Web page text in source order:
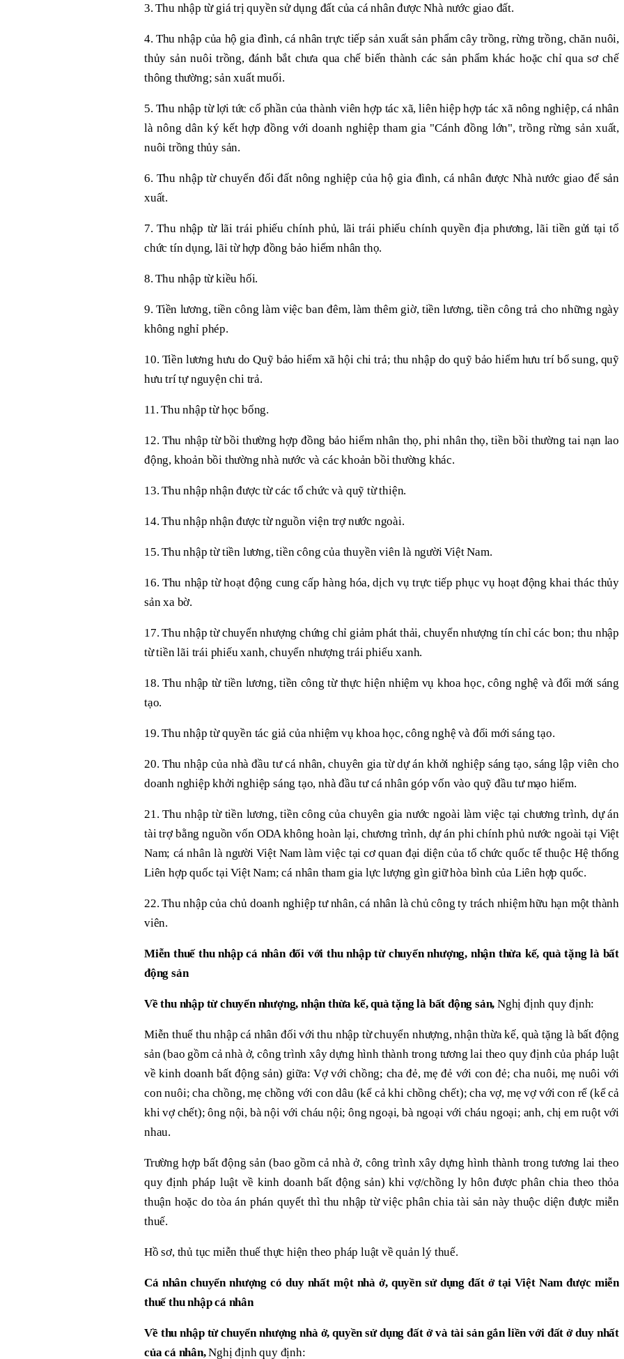
3. Thu nhập từ giá trị quyền sử dụng đất của cá nhân được Nhà nước giao đất.
4. Thu nhập của hộ gia đình, cá nhân trực tiếp sản xuất sản phẩm cây trồng, rừng trồng, chăn nuôi,
thủy sản nuôi trồng, đánh bắt chưa qua chế biến thành các sản phẩm khác hoặc chỉ qua sơ chế
thông thường; sản xuất muối.
5. Thu nhập từ lợi tức cổ phần của thành viên hợp tác xã, liên hiệp hợp tác xã nông nghiệp, cá nhân
là nông dân ký kết hợp đồng với doanh nghiệp tham gia "Cánh đồng lớn", trồng rừng sản xuất,
nuôi trồng thủy sản.
6. Thu nhập từ chuyển đổi đất nông nghiệp của hộ gia đình, cá nhân được Nhà nước giao để sản
xuất.
7. Thu nhập từ lãi trái phiếu chính phủ, lãi trái phiếu chính quyền địa phương, lãi tiền gửi tại tổ
chức tín dụng, lãi từ hợp đồng bảo hiểm nhân thọ.
8. Thu nhập từ kiều hối.
9. Tiền lương, tiền công làm việc ban đêm, làm thêm giờ, tiền lương, tiền công trả cho những ngày
không nghỉ phép.
10. Tiền lương hưu do Quỹ bảo hiểm xã hội chi trả; thu nhập do quỹ bảo hiểm hưu trí bổ sung, quỹ
hưu trí tự nguyện chi trả.
11. Thu nhập từ học bổng.
12. Thu nhập từ bồi thường hợp đồng bảo hiểm nhân thọ, phi nhân thọ, tiền bồi thường tai nạn lao
động, khoản bồi thường nhà nước và các khoản bồi thường khác.
13. Thu nhập nhận được từ các tổ chức và quỹ từ thiện.
14. Thu nhập nhận được từ nguồn viện trợ nước ngoài.
15. Thu nhập từ tiền lương, tiền công của thuyền viên là người Việt Nam.
16. Thu nhập từ hoạt động cung cấp hàng hóa, dịch vụ trực tiếp phục vụ hoạt động khai thác thủy
sản xa bờ.
17. Thu nhập từ chuyển nhượng chứng chỉ giảm phát thải, chuyển nhượng tín chỉ các bon; thu nhập
từ tiền lãi trái phiếu xanh, chuyển nhượng trái phiếu xanh.
18. Thu nhập từ tiền lương, tiền công từ thực hiện nhiệm vụ khoa học, công nghệ và đổi mới sáng
tạo.
19. Thu nhập từ quyền tác giả của nhiệm vụ khoa học, công nghệ và đổi mới sáng tạo.
20. Thu nhập của nhà đầu tư cá nhân, chuyên gia từ dự án khởi nghiệp sáng tạo, sáng lập viên cho
doanh nghiệp khởi nghiệp sáng tạo, nhà đầu tư cá nhân góp vốn vào quỹ đầu tư mạo hiểm.
21. Thu nhập từ tiền lương, tiền công của chuyên gia nước ngoài làm việc tại chương trình, dự án
tài trợ bằng nguồn vốn ODA không hoàn lại, chương trình, dự án phi chính phủ nước ngoài tại Việt
Nam; cá nhân là người Việt Nam làm việc tại cơ quan đại diện của tổ chức quốc tế thuộc Hệ thống
Liên hợp quốc tại Việt Nam; cá nhân tham gia lực lượng gìn giữ hòa bình của Liên hợp quốc.
22. Thu nhập của chủ doanh nghiệp tư nhân, cá nhân là chủ công ty trách nhiệm hữu hạn một thành
viên.
Miễn thuế thu nhập cá nhân đối với thu nhập từ chuyển nhượng, nhận thừa kế, quà tặng là bất
động sản
Về thu nhập từ chuyển nhượng, nhận thừa kế, quà tặng là bất động sản, Nghị định quy định:
Miễn thuế thu nhập cá nhân đối với thu nhập từ chuyển nhượng, nhận thừa kế, quà tặng là bất động
sản (bao gồm cả nhà ở, công trình xây dựng hình thành trong tương lai theo quy định của pháp luật
về kinh doanh bất động sản) giữa: Vợ với chồng; cha đẻ, mẹ đẻ với con đẻ; cha nuôi, mẹ nuôi với
con nuôi; cha chồng, mẹ chồng với con dâu (kể cả khi chồng chết); cha vợ, mẹ vợ với con rể (kể cả
khi vợ chết); ông nội, bà nội với cháu nội; ông ngoại, bà ngoại với cháu ngoại; anh, chị em ruột với
nhau.
Trường hợp bất động sản (bao gồm cả nhà ở, công trình xây dựng hình thành trong tương lai theo
quy định pháp luật về kinh doanh bất động sản) khi vợ/chồng ly hôn được phân chia theo thỏa
thuận hoặc do tòa án phán quyết thì thu nhập từ việc phân chia tài sản này thuộc diện được miễn
thuế.
Hồ sơ, thủ tục miễn thuế thực hiện theo pháp luật về quản lý thuế.
Cá nhân chuyển nhượng có duy nhất một nhà ở, quyền sử dụng đất ở tại Việt Nam được miễn
thuế thu nhập cá nhân
Về thu nhập từ chuyển nhượng nhà ở, quyền sử dụng đất ở và tài sản gắn liền với đất ở duy nhất
của cá nhân,Nghị định quy định: